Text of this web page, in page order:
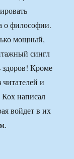
о философии.
мощный,
сингл
здоров! Кроме
читателей и
написал
войдет в их